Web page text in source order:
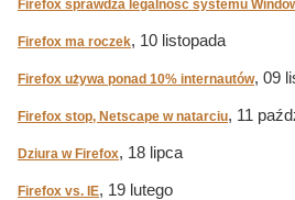
Firefox sprawdza legalność systemu
Firefox ma roczek, 10 listopada
Firefox używa ponad 10% internautów, 09
Firefox stop, Netscape w natarciu, 11
Dziura w Firefox, 18 lipca
Firefox vs. IE, 19 lutego